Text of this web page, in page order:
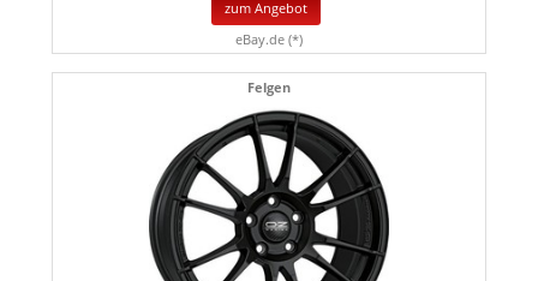
zum Angebot
eBay.de (*)
Felgen